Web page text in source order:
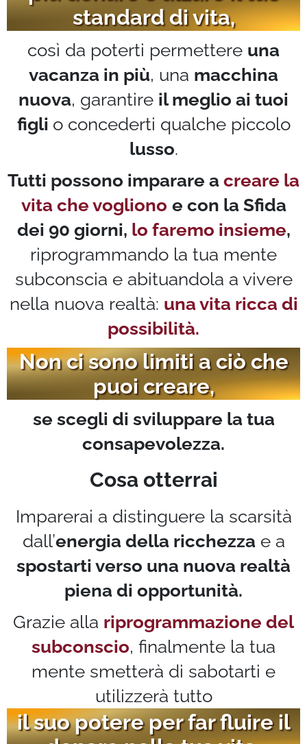
standard di vita,
così da poterti permettere una
vacanza in più, una macchina
nuova, garantire il meglio ai tuoi
figli o concederti qualche piccolo
lusso.
Tutti possono imparare a creare la
vita che vogliono e con la Sfida
dei 90 giorni, lo faremo insieme,
riprogrammando la tua mente
subconscia e abituandola a vivere
nella nuova realtà: una vita ricca di
possibilità.
Non ci sono limiti a ciò che
puoi creare,
se scegli di sviluppare la tua
consapevolezza.
Cosa otterrai
Imparerai a distinguere la scarsità
dall’energia della ricchezza e a
spostarti verso una nuova realtà
piena di opportunità.
Grazie alla riprogrammazione del
subconscio, finalmente la tua
mente smetterà di sabotarti e
utilizzerà tutto
il suo potere per far fluire il